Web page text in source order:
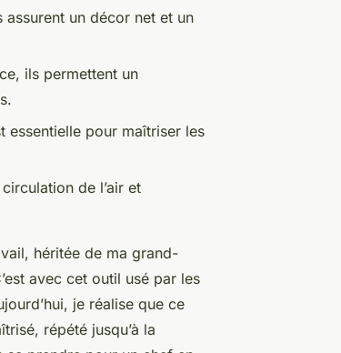
un décor net et un
ils permettent un
essentielle pour maîtriser les
de l’air et
héritée de ma grand-
avec cet outil usé par les
je réalise que ce
répété jusqu’à la